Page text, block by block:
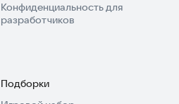
Конфиденциальность для
разработчиков
Подборки